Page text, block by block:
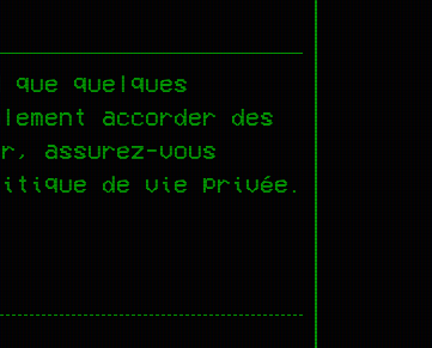
quelques
accorder des
assurez-vous
de vie privée.